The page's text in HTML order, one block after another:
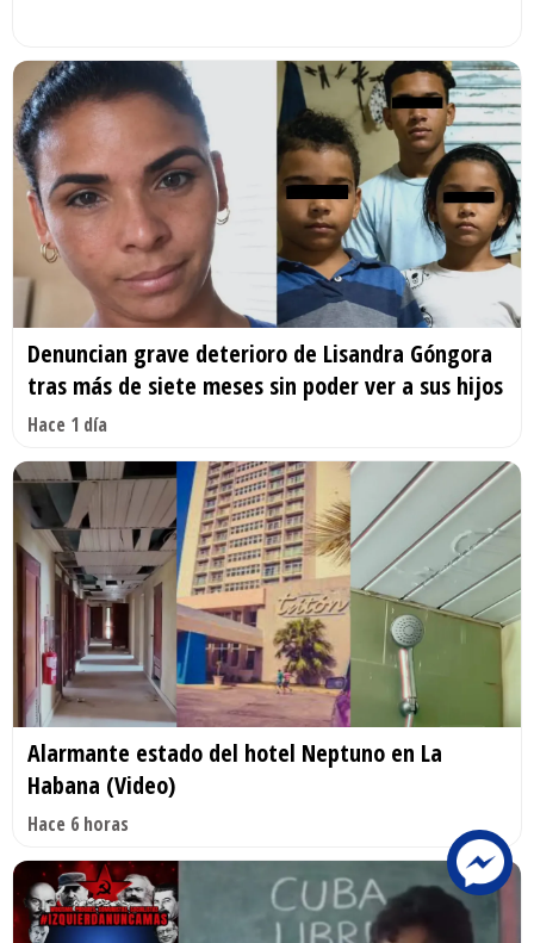
Denuncian grave deterioro de Lisandra Góngora
tras más de siete meses sin poder ver a sus hijos
Hace 1 día
Alarmante estado del hotel Neptuno en La
Habana (Video)
Hace 6 horas